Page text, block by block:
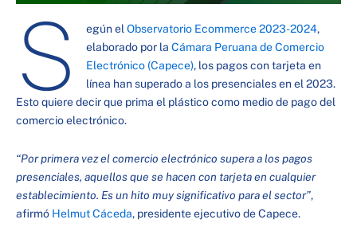
S egún elObservatorio Ecommerce 2023-2024,
elaborado por la Cámara Peruana de Comercio
Electrónico (Capece), los pagos con tarjeta en
línea han superado a los presenciales en el 2023.
Esto quiere decir que prima el plástico como medio de pago del
comercio electrónico.
“Por primera vez el comercio electrónico supera a los pagos
presenciales, aquellos que se hacen con tarjeta en cualquier
establecimiento. Es un hito muy significativo para el sector”,
afirmó Helmut Cáceda, presidente ejecutivo de Capece.